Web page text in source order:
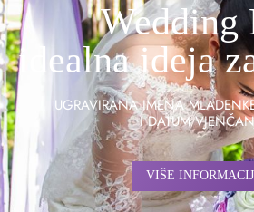
Wedding
idealna ideja
UGRAVIRANA IMENA
I DATUM
VIŠE